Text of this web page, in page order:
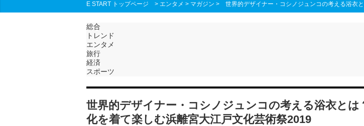
E START トップページ > エンタメ > マガジン > 世界的デザイナー・コシノジュンコの考える浴衣
総合
トレンド
エンタメ
旅行
経済
スポーツ
世界的デザイナー・コシノジュンコの考える浴衣とは
化を着て楽しむ浜離宮大江戸文化芸術祭2019